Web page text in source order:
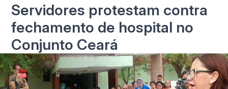
Servidores protestam contra
fechamento de hospital no
Conjunto Ceará